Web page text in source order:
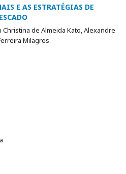
E AS ESTRATÉGIAS DE
de Almeida Kato, Alexandre
Milagres